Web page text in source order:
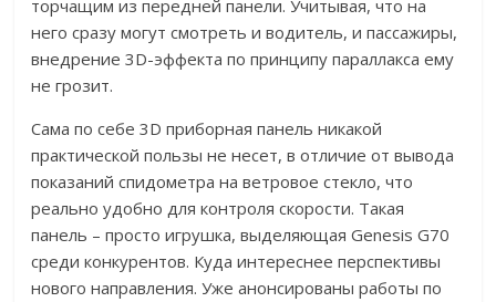
торчащим из передней панели. Учитывая, что на
него сразу могут смотреть и водитель, и пассажиры,
внедрение 3D-эффекта по принципу параллакса ему
не грозит.
Сама по себе 3D приборная панель никакой
практической пользы не несет, в отличие от вывода
показаний спидометра на ветровое стекло, что
реально удобно для контроля скорости. Такая
панель – просто игрушка, выделяющая Genesis G70
среди конкурентов. Куда интереснее перспективы
нового направления. Уже анонсированы работы по